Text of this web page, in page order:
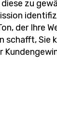
zu
der Ihre
schafft, Sie